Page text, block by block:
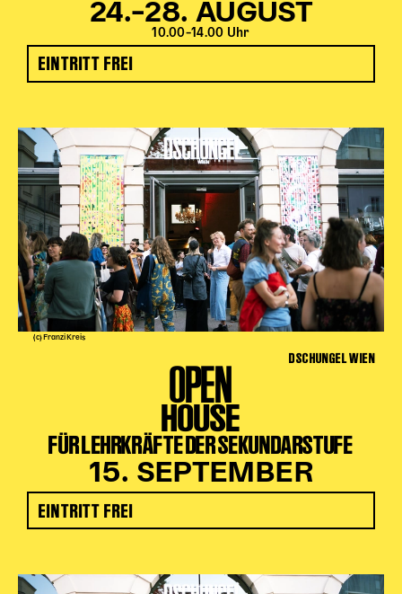
24.–28. AUGUST
10.00–14.00 Uhr
EINTRITT FREI
(c) Franzi Kreis
DSCHUNGEL WIEN
OPEN
HOUSE
FÜR LEHRKRÄFTE DER SEKUNDARSTUFE
15. SEPTEMBER
EINTRITT FREI